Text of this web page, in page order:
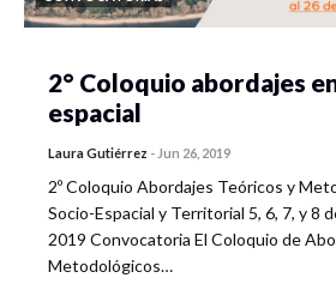
2° Coloquio abordajes
espacial
Laura Gutiérrez - Jun 26, 2019
2º Coloquio Abordajes Teóricos y
Socio-Espacial y Territorial 5, 6, 7, y 8
2019 Convocatoria El Coloquio de
Metodológicos…